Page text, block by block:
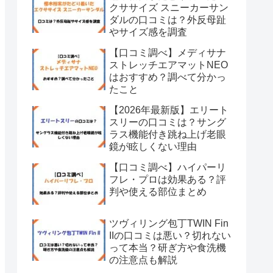
クササイズ スニーカーサン
ダルの口コミは？外反母趾
やサイズ感を調査
【口コミ調べ】メディサナ
ストレッチエアマットNEO
はおすすめ？調べて分かっ
たこと
【2026年最新版】エリート
スリーの口コミは？サング
ラス機能付き跳ね上げ老眼
鏡が眩しくない理由
【口コミ調べ】ハイパーリ
フレ・プロは効果ある？評
判や使える部位まとめ
ツヴィリング包丁TWIN Fin
IIの口コミは悪い？切れない
って本当？研ぎ方や食洗機
の注意点も解説